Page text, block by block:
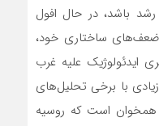
باشد، در حال افول
ساختاری خود،
ایدئولوژیک علیه غرب
با برخی تحلیل‌های
همخوان است که روسیه